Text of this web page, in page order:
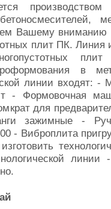
производством
Вашему вниманию
плит ПК. Линия
в
линии входят: -
- Формовочная
для
зажимные -
- Виброплита
линии